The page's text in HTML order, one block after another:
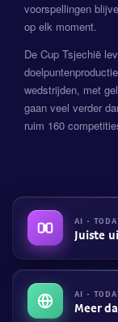
voorspellingen
op elk moment.
De Cup Tsjechië
wedstrijden, met
gaan veel verder
ruim 160
AI ·
Juiste
AI ·
Meer